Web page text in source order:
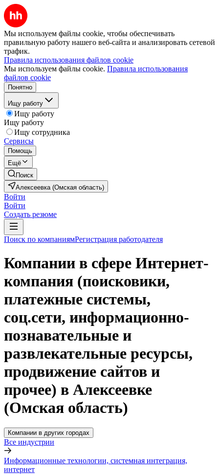
Мы используем файлы cookie, чтобы обеспечивать
правильную работу нашего веб-сайта и анализировать сетевой
трафик.
Правила использования файлов cookie
Мы используем файлы cookie. Правила использования
файлов cookie
Понятно
Ищу работу
Ищу работу
Ищу работу
Ищу сотрудника
Сервисы
Помощь
Ещё
Поиск
Алексеевка (Омская область)
Войти
Войти
Создать резюме
Поиск по компаниямРегистрация работодателя
Компании в сфере Интернет-
компания (поисковики,
платежные системы,
соц.сети, информационно-
познавательные и
развлекательные ресурсы,
продвижение сайтов и
прочее) в Алексеевке
(Омская область)
Компании в других городах
Все индустрии
Информационные технологии, системная интеграция,
интернет